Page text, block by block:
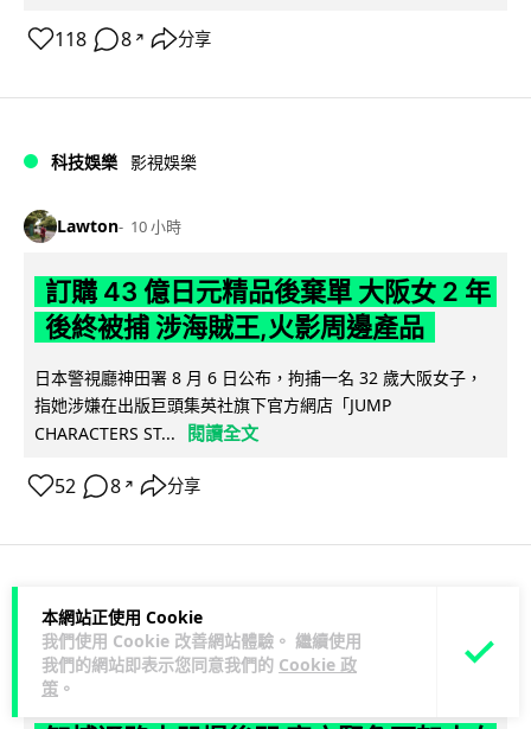
本網站正使用 Cookie
我們使用 Cookie 改善網站體驗。 繼續使用
我們的網站即表示您同意我們的 Cookie 政
策 。
118 8 ↗ 分享
科技娛樂 影視娛樂
Lawton 10 小時
訂購 43 億日元精品後棄單 大阪女 2 年
後終被捕 涉海賊王,火影周邊產品
日本警視廳神田署 8 月 6 日公布，拘捕一名 32 歲大阪女子，
指她涉嫌在出版巨頭集英社旗下官方網店「JUMP
CHARACTERS ST...
閱讀全文
52 8 ↗ 分享
商業科技 資訊保安
Vin 11 小時